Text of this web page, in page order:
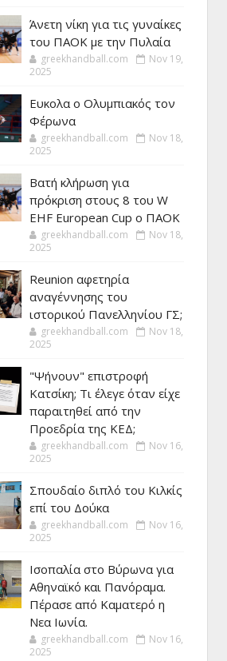
Άνετη νίκη για τις γυναίκες
του ΠΑΟΚ με την Πυλαία
greekhandball.com
Nov 19,
2025
Ευκολα ο Ολυμπιακός τον
Φέρωνα
greekhandball.com
Nov 18,
2025
Βατή κλήρωση για
πρόκριση στους 8 του W
EHF European Cup ο ΠΑΟΚ
greekhandball.com
Nov 18,
2025
Reunion αφετηρία
αναγέννησης του
ιστορικού Πανελληνίου ΓΣ;
greekhandball.com
Nov 18,
2025
"Ψήνουν" επιστροφή
Κατσίκη; Τι έλεγε όταν είχε
παραιτηθεί από την
Προεδρία της ΚΕΔ;
greekhandball.com
Nov 16,
2025
Σπουδαίο διπλό του Κιλκίς
επί του Δούκα
greekhandball.com
Nov 16,
2025
Ισοπαλία στο Βύρωνα για
Αθηναϊκό και Πανόραμα.
Πέρασε από Καματερό η
Νεα Ιωνία.
greekhandball.com
Nov 16,
2025